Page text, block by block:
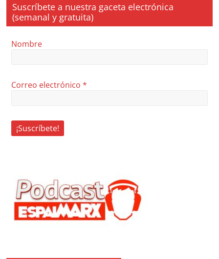
Suscríbete a nuestra gaceta electrónica
(semanal y gratuita)
Nombre
Correo electrónico*